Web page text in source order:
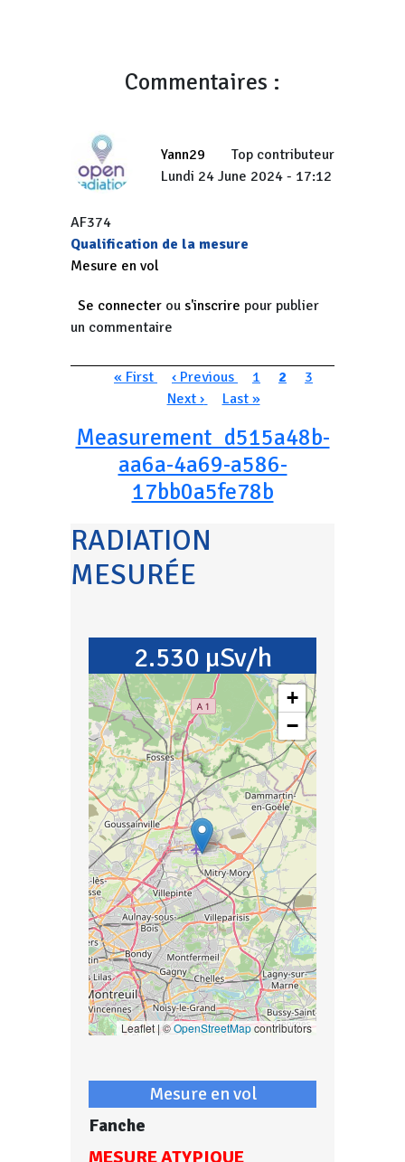
Commentaires :
Yann29
Top contributeur
Lundi 24 June 2024 - 17:12
AF374
Qualification de la mesure
Mesure en vol
Se connecter ou s'inscrire pour publier
un commentaire
Pagination
Première page
« First Page précédente
‹ Previous Page
1 Page courante
2 Page
3
Next ›
Dernière page
Last »
Measurement_d515a48b-
aa6a-4a69-a586-
17bb0a5fe78b
RADIATION
MESURÉE
2.530 µSv/h
+
−
Leaflet | ©OpenStreetMapcontributors
Mesure en vol
Fanche
MESURE ATYPIQUE